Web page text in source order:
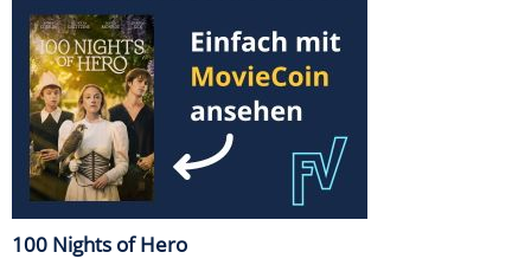
100 Nights of Hero